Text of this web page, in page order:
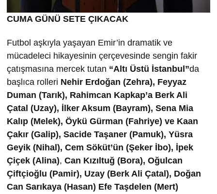
CUMA GÜNÜ SETE ÇIKACAK
Futbol aşkıyla yaşayan Emir’in dramatik ve
mücadeleci hikayesinin çerçevesinde sengin fakir
çatışmasına mercek tutan “Altı Üstü İstanbul”da
başlıca rolleri Nehir Erdoğan (Zehra), Feyyaz
Duman (Tarık), Rahimcan Kapkap’a Berk Ali
Çatal (Uzay), İlker Aksum (Bayram), Sena Mia
Kalıp (Melek), Öykü Gürman (Fahriye) ve Kaan
Çakır (Galip), Sacide Taşaner (Pamuk), Yüsra
Geyik (Nihal), Cem Söküt’ün (Şeker İbo), İpek
Çiçek (Alina), Can Kızıltuğ (Bora), Oğulcan
Çiftçioğlu (Pamir), Uzay (Berk Ali Çatal), Doğan
Can Sarıkaya (Hasan) Efe Taşdelen (Mert)